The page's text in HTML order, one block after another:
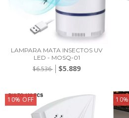
LAMPARA MATA INSECTOS UV
LED - MOSQ-01
$6.536 $5.889
10% OFF 10%